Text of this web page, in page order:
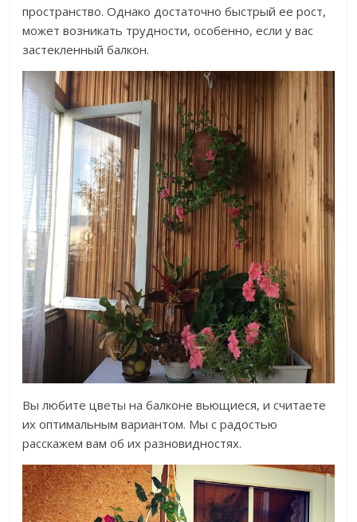
пространство. Однако достаточно быстрый ее рост,
может возникать трудности, особенно, если у вас
застекленный балкон.
Вы любите цветы на балконе вьющиеся, и считаете
их оптимальным вариантом. Мы с радостью
расскажем вам об их разновидностях.